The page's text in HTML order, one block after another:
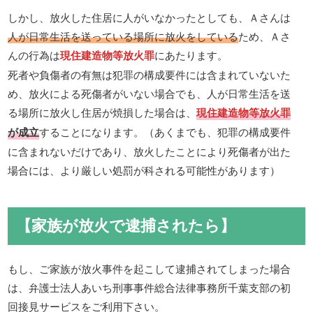
しかし、放火した住居に人がいなかったとしても、Ａさんは
人が日常生活を送っている場所に放火をしているため、Ａさ
んの行為は現住建造物等放火罪にあたります。
死者や負傷者の有無は犯罪の構成要件には含まれていないた
め、放火による死傷者がいない場合でも、人が日常生活を送
る場所に放火し住居が焼損した場合は、現住建造物等放火罪
が成立することになります。（あくまでも、犯罪の構成要件
に含まれないだけであり、放火したことにより死傷者が出た
場合には、より厳しい処罰が科される可能性があります）
【家族が放火で逮捕されたら】
もし、ご家族が放火事件を起こして逮捕されてしまった場合
は、弁護士法人あいち刑事事件総合法律事務所千葉支部の初
回接見サービスをご利用下さい。